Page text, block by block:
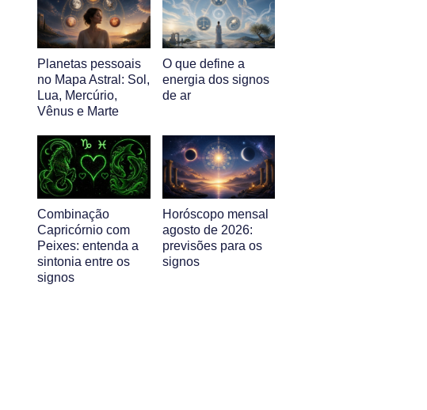
Planetas pessoais
no Mapa Astral: Sol,
Lua, Mercúrio,
Vênus e Marte
O que define a
energia dos signos
de ar
Combinação
Capricórnio com
Peixes: entenda a
sintonia entre os
signos
Horóscopo mensal
agosto de 2026:
previsões para os
signos